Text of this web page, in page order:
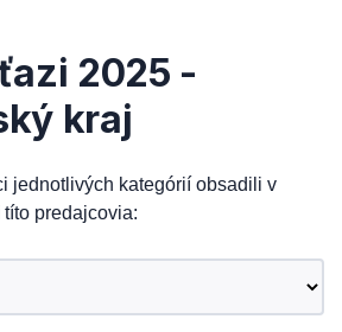
2025 -
kraj
jednotlivých kategórií obsadili v
títo predajcovia: